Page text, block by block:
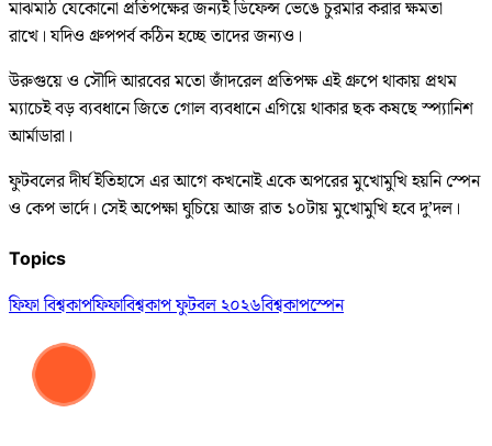
মাঝমাঠ যেকোনো প্রতিপক্ষের জন্যই ডিফেন্স ভেঙে চুরমার করার ক্ষমতা
রাখে। যদিও গ্রুপপর্ব কঠিন হচ্ছে তাদের জন্যও।
উরুগুয়ে ও সৌদি আরবের মতো জাঁদরেল প্রতিপক্ষ এই গ্রুপে থাকায় প্রথম
ম্যাচেই বড় ব্যবধানে জিতে গোল ব্যবধানে এগিয়ে থাকার ছক কষছে স্প্যানিশ
আর্মাডারা।
ফুটবলের দীর্ঘ ইতিহাসে এর আগে কখনোই একে অপরের মুখোমুখি হয়নি স্পেন
ও কেপ ভার্দে। সেই অপেক্ষা ঘুচিয়ে আজ রাত ১০টায় মুখোমুখি হবে দু’দল।
Topics
ফিফা বিশ্বকাপফিফাবিশ্বকাপ ফুটবল ২০২৬বিশ্বকাপস্পেন